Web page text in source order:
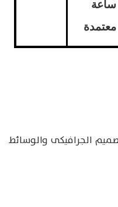
ساعة
معتمدة
الجرافيكى والوسائط